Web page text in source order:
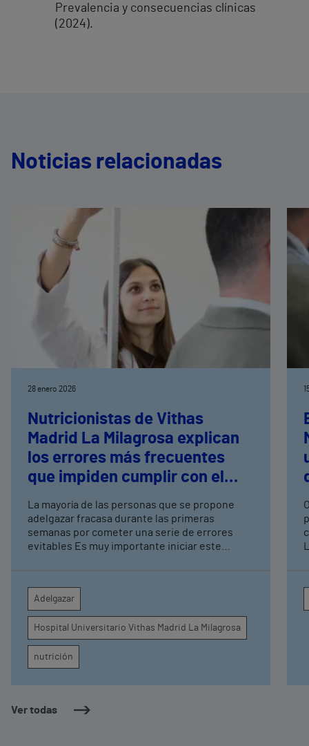
Prevalencia y consecuencias clínicas
(2024).
Noticias relacionadas
Ver todas
28 enero 2026
Nutricionistas de Vithas
Madrid La Milagrosa explican
los errores más frecuentes
que impiden cumplir con el
propósito de año nuevo de
adelgazar
La mayoría de las personas que se propone
adelgazar fracasa durante las primeras
semanas por cometer una serie de errores
evitables Es muy importante iniciar este
salud, el estilo de vida y sus necesidades
reales
Adelgazar
Hospital Universitario Vithas Madrid La Milagrosa
nutrición